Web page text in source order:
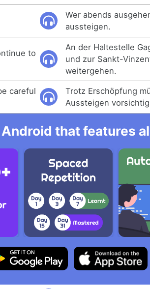
Wer abends
aussteigen.
to
An der Haltestelle
und zur Sankt-
weitergehen.
careful
Trotz Erschöpfung
Aussteigen
that features